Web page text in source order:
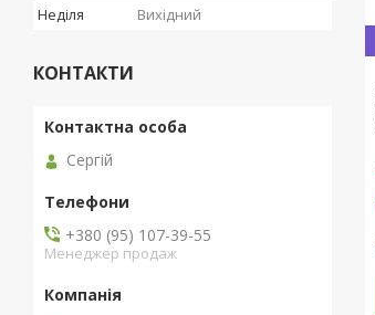
Неділя
Вихідний
КОНТАКТИ
Сергій
+380 (95) 107-39-55
Менеджер продаж